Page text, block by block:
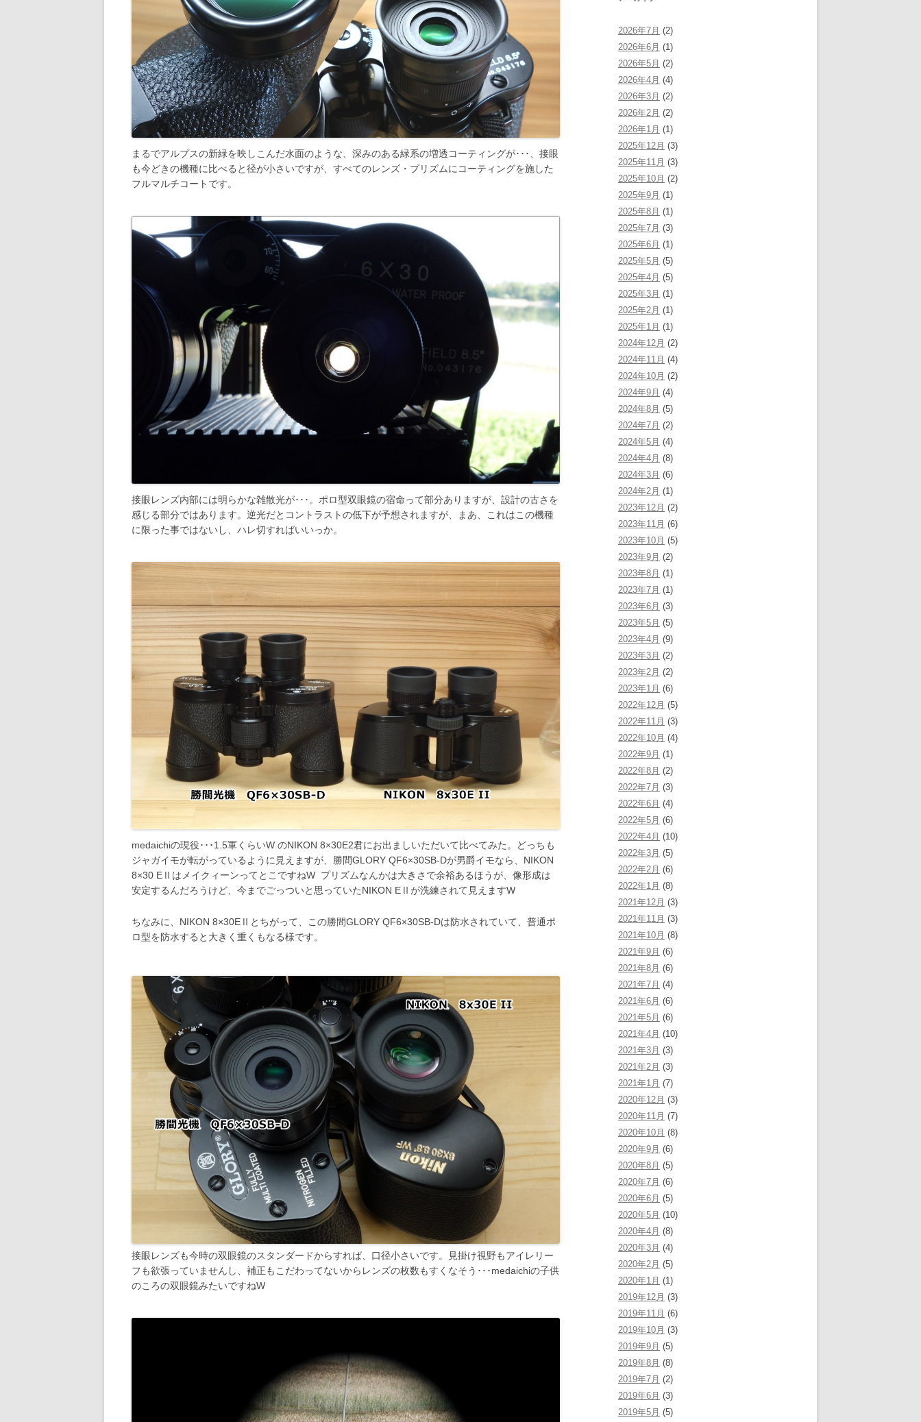
まるでアルプスの新緑を映しこんだ水面のような、深みのある緑系の増透コーティングが･･･、接眼
も今どきの機種に比べると径が小さいですが、すべてのレンズ・プリズムにコーティングを施した
フルマルチコートです。
接眼レンズ内部には明らかな雑散光が･･･。ポロ型双眼鏡の宿命って部分ありますが、設計の古さを
感じる部分ではあります。逆光だとコントラストの低下が予想されますが、まあ、これはこの機種
に限った事ではないし、ハレ切すればいいっか。
medaichiの現役･･･1.5軍くらいW のNIKON 8×30E2君にお出ましいただいて比べてみた。どっちも
ジャガイモが転がっているように見えますが、勝間GLORY QF6×30SB-Dが男爵イモなら、NIKON
8×30 EⅡはメイクィーンってとこですねW プリズムなんかは大きさで余裕あるほうが、像形成は
安定するんだろうけど、今までごっついと思っていたNIKON EⅡが洗練されて見えますW
ちなみに、NIKON 8×30EⅡとちがって、この勝間GLORY QF6×30SB-Dは防水されていて、普通ポ
ロ型を防水すると大きく重くもなる様です。
接眼レンズも今時の双眼鏡のスタンダードからすれば、口径小さいです。見掛け視野もアイレリー
フも欲張っていませんし、補正もこだわってないからレンズの枚数もすくなそう･･･medaichiの子供
のころの双眼鏡みたいですねW
2026年7月 (2)
2026年6月 (1)
2026年5月 (2)
2026年4月 (4)
2026年3月 (2)
2026年2月 (2)
2026年1月 (1)
2025年12月 (3)
2025年11月 (3)
2025年10月 (2)
2025年9月 (1)
2025年8月 (1)
2025年7月 (3)
2025年6月 (1)
2025年5月 (5)
2025年4月 (5)
2025年3月 (1)
2025年2月 (1)
2025年1月 (1)
2024年12月 (2)
2024年11月 (4)
2024年10月 (2)
2024年9月 (4)
2024年8月 (5)
2024年7月 (2)
2024年5月 (4)
2024年4月 (8)
2024年3月 (6)
2024年2月 (1)
2023年12月 (2)
2023年11月 (6)
2023年10月 (5)
2023年9月 (2)
2023年8月 (1)
2023年7月 (1)
2023年6月 (3)
2023年5月 (5)
2023年4月 (9)
2023年3月 (2)
2023年2月 (2)
2023年1月 (6)
2022年12月 (5)
2022年11月 (3)
2022年10月 (4)
2022年9月 (1)
2022年8月 (2)
2022年7月 (3)
2022年6月 (4)
2022年5月 (6)
2022年4月 (10)
2022年3月 (5)
2022年2月 (6)
2022年1月 (8)
2021年12月 (3)
2021年11月 (3)
2021年10月 (8)
2021年9月 (6)
2021年8月 (6)
2021年7月 (4)
2021年6月 (6)
2021年5月 (6)
2021年4月 (10)
2021年3月 (3)
2021年2月 (3)
2021年1月 (7)
2020年12月 (3)
2020年11月 (7)
2020年10月 (8)
2020年9月 (6)
2020年8月 (5)
2020年7月 (6)
2020年6月 (5)
2020年5月 (10)
2020年4月 (8)
2020年3月 (4)
2020年2月 (5)
2020年1月 (1)
2019年12月 (3)
2019年11月 (6)
2019年10月 (3)
2019年9月 (5)
2019年8月 (8)
2019年7月 (2)
2019年6月 (3)
2019年5月 (5)